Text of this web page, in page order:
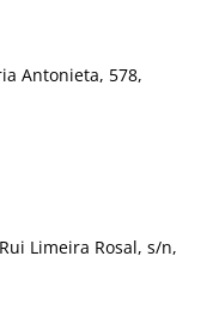
Antonieta, 578,
Limeira Rosal, s/n,